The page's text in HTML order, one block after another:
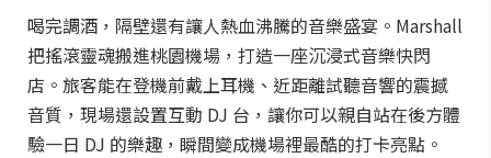
喝完調酒，隔壁還有讓人熱血沸騰的音樂盛宴。Marshall
把搖滾靈魂搬進桃園機場，打造一座沉浸式音樂快閃
店。旅客能在登機前戴上耳機、近距離試聽音響的震撼
音質，現場還設置互動 DJ 台，讓你可以親自站在後方體
驗一日 DJ 的樂趣，瞬間變成機場裡最酷的打卡亮點。